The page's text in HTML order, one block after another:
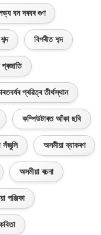
বন দৰবৰ গুণ
বিপৰীত শব্দ
প্ৰৱিত্ৰ তীৰ্থস্থান
কম্পিউটাৰত আঁকা ছবি
সঁজুলি অসমীয়া ব্যাকৰণ
অসমীয়া ৰচনা
পঞ্জিকা